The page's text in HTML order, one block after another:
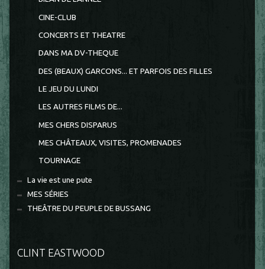
CINE-CLUB
CONCERTS ET THEATRE
DANS MA DV-THEQUE
DES (BEAUX) GARCONS... ET PARFOIS DES FILLES
LE JEU DU LUNDI
LES AUTRES FILMS DE...
MES CHERS DISPARUS
MES CHÂTEAUX, VISITES, PROMENADES
TOURNAGE
La vie est une pute
MES SÉRIES
THEÂTRE DU PEUPLE DE BUSSANG
CLINT EASTWOOD